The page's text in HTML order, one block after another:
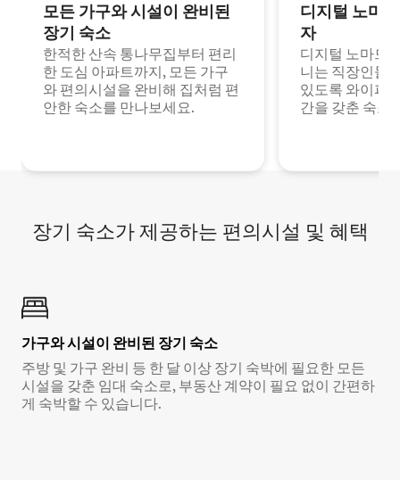
모든 가구와 시설이 완비된
장기 숙소
한적한 산속 통나무집부터 편리
한 도심 아파트까지, 모든 가구
와 편의시설을 완비해 집처럼 편
안한 숙소를 만나보세요.
디지털 노마
자
디지털 노마드
니는 직장인들
있도록 와이파
간을 갖춘 숙소
장기 숙소가 제공하는 편의시설 및 혜택
가구와 시설이 완비된 장기 숙소
주방 및 가구 완비 등 한 달 이상 장기 숙박에 필요한 모든
시설을 갖춘 임대 숙소로, 부동산 계약이 필요 없이 간편하
게 숙박할 수 있습니다.